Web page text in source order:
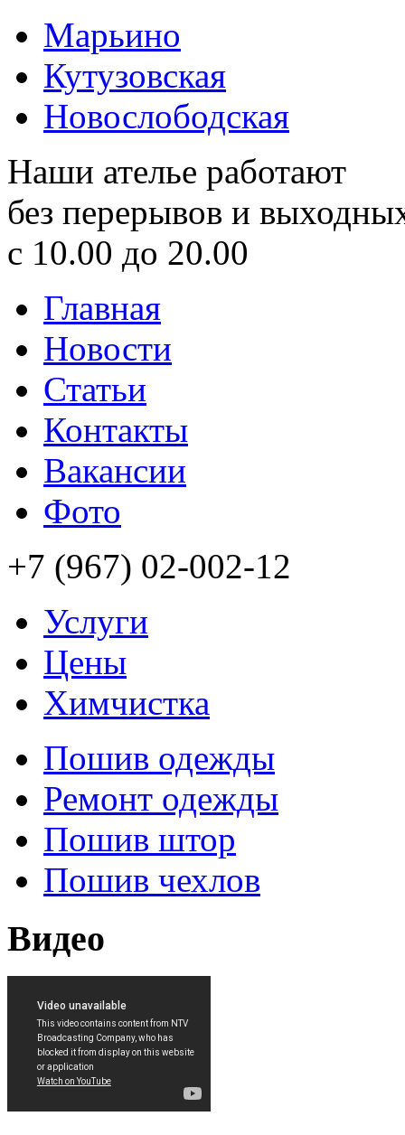
Марьино
Кутузовская
Новослободская
Наши ателье работают
без перерывов и
с 10.00 до 20.00
Главная
Новости
Статьи
Контакты
Вакансии
Фото
+7 (967) 02-002-12
Услуги
Цены
Химчистка
Пошив одежды
Ремонт одежды
Пошив штор
Пошив чехлов
Видео